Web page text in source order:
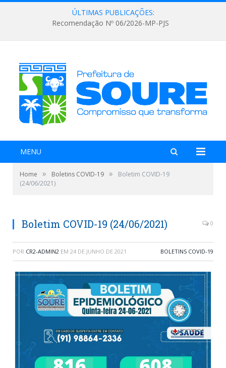
ÚLTIMAS PUBLICAÇÕES:
Recomendação Nº 06/2026-MP-PJS
MENU
Home » Boletins COVID-19 »
Boletim COVID-19
(24/06/2021)
Boletim COVID-19 (24/06/2021) 0
POR CR2-ADMIN2 EM 24 DE JUNHO DE 2021 BOLETINS COVID-19